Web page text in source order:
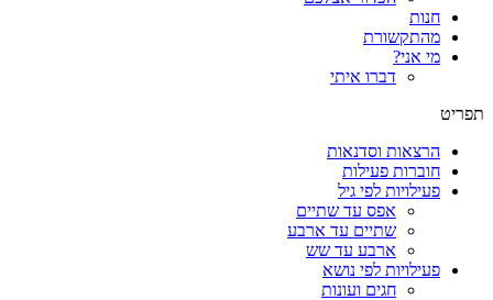
חנות
מהתקשורת
מי אני?
דברו איתי
תפריט
הרצאות וסדנאות
חוברות פעילות
פעילויות לפי גיל
אפס עד שתיים
שתיים עד ארבע
ארבע עד שש
פעילויות לפי נושא
חגים ועונות